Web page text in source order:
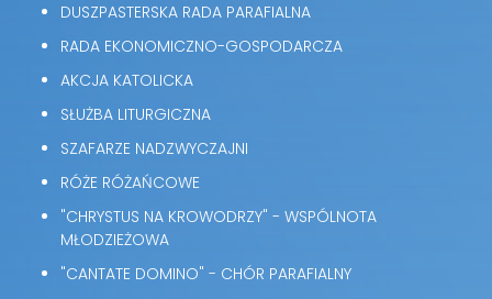
DUSZPASTERSKA RADA PARAFIALNA
RADA EKONOMICZNO-GOSPODARCZA
AKCJA KATOLICKA
SŁUŻBA LITURGICZNA
SZAFARZE NADZWYCZAJNI
RÓŻE RÓŻAŃCOWE
"CHRYSTUS NA KROWODRZY" - WSPÓLNOTA
MŁODZIEŻOWA
"CANTATE DOMINO" - CHÓR PARAFIALNY